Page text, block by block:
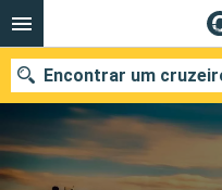
Encontrar um